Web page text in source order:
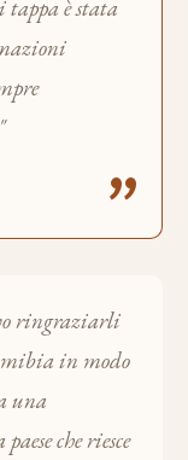
è stata
"
ringraziarli
in modo
una
che riesce